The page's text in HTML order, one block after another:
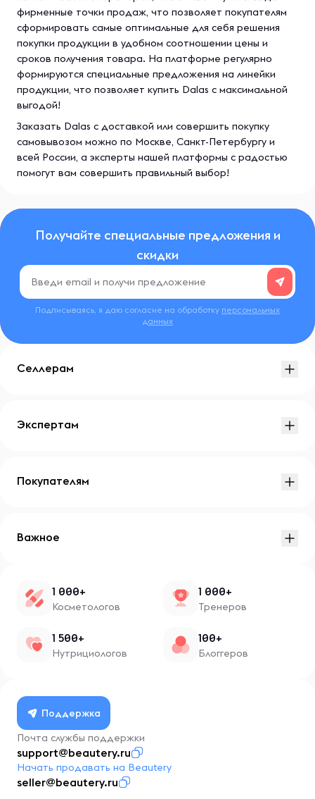
фирменные точки продаж, что позволяет покупателям
сформировать самые оптимальные для себя решения
покупки продукции в удобном соотношении цены и
сроков получения товара. На платформе регулярно
формируются специальные предложения на линейки
продукции, что позволяет купить Dalas с максимальной
выгодой!
Заказать Dalas с доставкой или совершить покупку
самовывозом можно по Москве, Санкт-Петербургу и
всей России, а эксперты нашей платформы с радостью
помогут вам совершить правильный выбор!
Получайте специальные предложения и
скидки
Подписываясь, я даю согласие на обработку персональных
данных
Селлерам
Экспертам
Покупателям
Важное
1 000+
Косметологов
1 000+
Тренеров
1 500+
Нутрициологов
100+
Блоггеров
Поддержка
Почта службы поддержки
support@beautery.ru
Начать продавать на Beautery
seller@beautery.ru